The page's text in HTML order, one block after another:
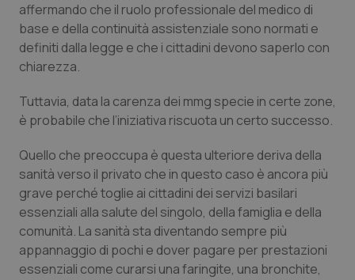
Lombardia
Marche
Molise
Piemonte
Provincia Autonoma di Bolzano
Provincia Autonoma di Trento
Puglia
Dolore
Donna & Salute
Epatiti
HIV
Infezioni & Febbre
Ipertensione & Scompenso
Malattie rare
affermando che il ruolo professionale del medico di
base e della continuità assistenziale sono normati e
definiti dalla legge e che i cittadini devono saperlo con
chiarezza.
Tuttavia, data la carenza dei mmg specie in certe zone,
è probabile che l’iniziativa riscuota un certo successo.
Quello che preoccupa è questa ulteriore deriva della
sanità verso il privato che in questo caso è ancora più
grave perché toglie ai cittadini dei servizi basilari
essenziali alla salute del singolo, della famiglia e della
comunità. La sanità sta diventando sempre più
appannaggio di pochi e dover pagare per prestazioni
essenziali come curarsi una faringite, una bronchite,